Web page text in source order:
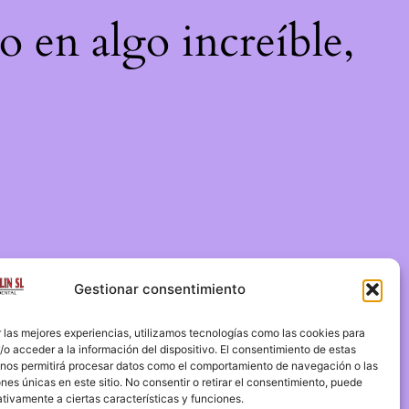
Gestionar consentimiento
las mejores experiencias, utilizamos tecnologías como las cookies para
o acceder a la información del dispositivo. El consentimiento de estas
permitirá procesar datos como el comportamiento de navegación o las
únicas en este sitio. No consentir o retirar el consentimiento, puede
a ciertas características y funciones.
en algo increíble,